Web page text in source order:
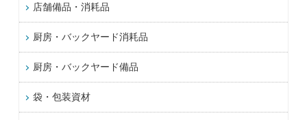
店舗備品・消耗品
厨房・バックヤード消耗品
厨房・バックヤード備品
袋・包装資材